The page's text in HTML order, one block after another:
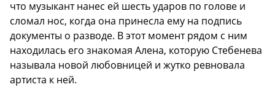
что музыкант нанес ей шесть ударов по голове и
сломал нос, когда она принесла ему на подпись
документы о разводе. В этот момент рядом с ним
находилась его знакомая Алена, которую Стебенева
называла новой любовницей и жутко ревновала
артиста к ней.